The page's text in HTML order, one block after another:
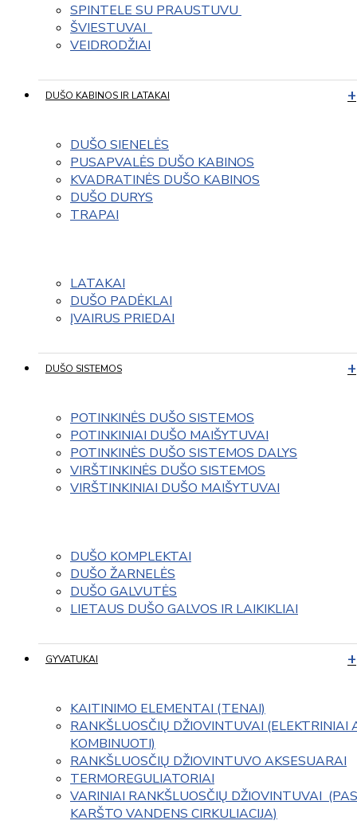
SPINTELE SU PRAUSTUVU
ŠVIESTUVAI
VEIDRODŽIAI
DUŠO KABINOS IR LATAKAI
DUŠO SIENELĖS
PUSAPVALĖS DUŠO KABINOS
KVADRATINĖS DUŠO KABINOS
DUŠO DURYS
TRAPAI
LATAKAI
DUŠO PADĖKLAI
ĮVAIRUS PRIEDAI
DUŠO SISTEMOS
POTINKINĖS DUŠO SISTEMOS
POTINKINIAI DUŠO MAIŠYTUVAI
POTINKINĖS DUŠO SISTEMOS DALYS
VIRŠTINKINĖS DUŠO SISTEMOS
VIRŠTINKINIAI DUŠO MAIŠYTUVAI
DUŠO KOMPLEKTAI
DUŠO ŽARNELĖS
DUŠO GALVUTĖS
LIETAUS DUŠO GALVOS IR LAIKIKLIAI
GYVATUKAI
KAITINIMO ELEMENTAI (TENAI)
RANKŠLUOSČIŲ DŽIOVINTUVAI (ELEKTRINIAI
KOMBINUOTI)
RANKŠLUOSČIŲ DŽIOVINTUVO AKSESUARAI
TERMOREGULIATORIAI
VARINIAI RANKŠLUOSČIŲ DŽIOVINTUVAI
KARŠTO VANDENS CIRKULIACIJA)